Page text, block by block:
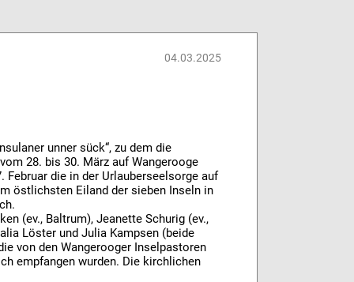
04.03.2025
unner sück“, zu dem die
28. bis 30. März auf Wangerooge
die in der Urlauberseelsorge auf
östlichsten Eiland der sieben Inseln in
(ev., Baltrum), Jeanette Schurig (ev.,
Löster und Julia Kampsen (beide
von den Wangerooger Inselpastoren
empfangen wurden. Die kirchlichen